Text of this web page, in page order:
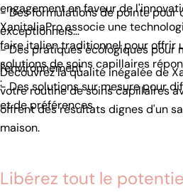
engagement en faveur de
XanitaliaPro associe une
faire italien traditionnel pour offrir
solutions de soins capillaires
:
- Des formulations de pointe pour
exceptionnels
- Des pratiques écologiques pour
l'environnement
- Des solutions sur mesure pour
et de préférences.
Découvrez la qualité inégalée de
votre routine de soins capillaires
offrent des résultats dignes d'un
maison.
Libérez tout le